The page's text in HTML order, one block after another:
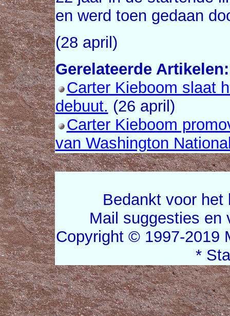
en werd toen gedaan
(28 april)
Gerelateerde Artikelen:
Carter Kieboom slaat
debuut. (26 april)
Carter Kieboom
van Washington
Bedankt voor
Mail suggesties en
Copyright © 1997-2019
*